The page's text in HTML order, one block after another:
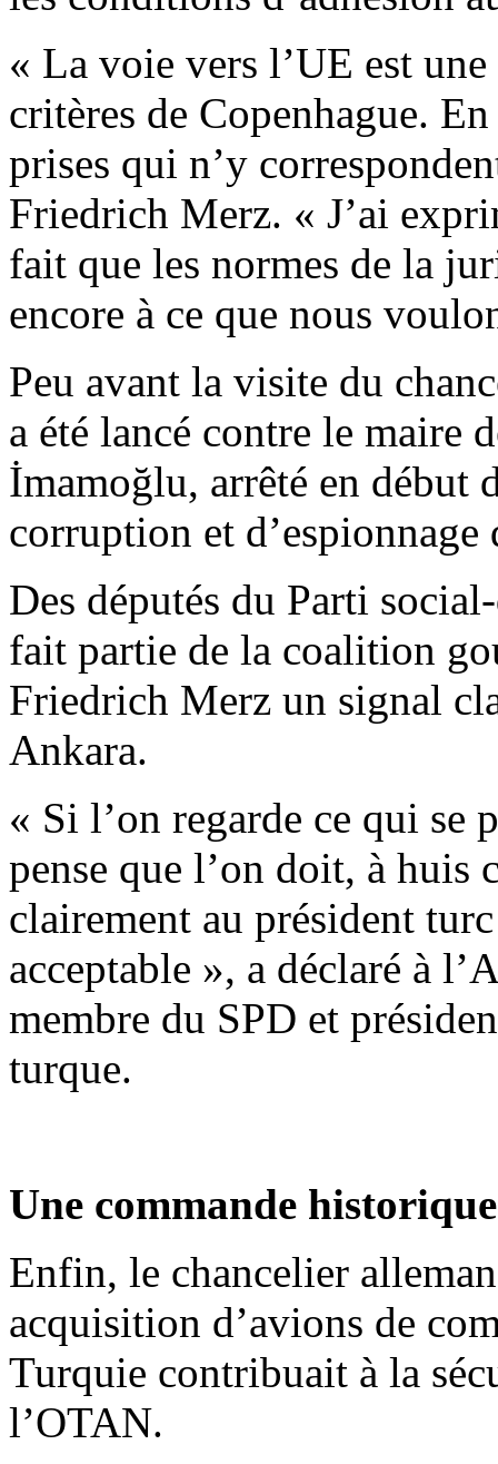
« La voie vers l’UE est
critères de Copenhague.
prises qui n’y
Friedrich Merz. « J’ai
fait que les normes de la
encore à ce que nous
Peu avant la visite du
a été lancé contre le maire
İmamoğlu, arrêté en début
corruption et
Des députés du Parti
fait partie de la coalition
Friedrich Merz un signal
Ankara.
« Si l’on regarde ce qui se
pense que l’on doit, à huis
clairement au président
acceptable », a déclaré à
membre du SPD et
turque.
Une commande
Enfin, le chancelier
acquisition d’avions de
Turquie contribuait à la
l’OTAN.